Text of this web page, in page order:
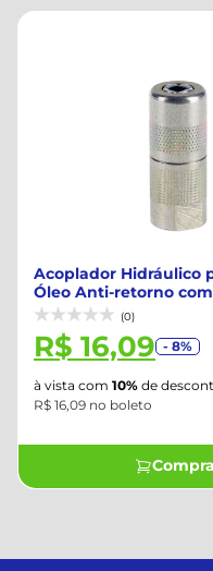
Acoplador Hidráulico
Óleo Anti-retorno com
(0)
R$ 16,09 - 8%
à vista com 10% de
R$ 16,09 no boleto